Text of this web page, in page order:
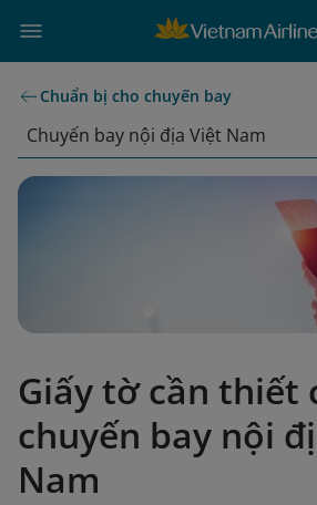
Chuẩn bị cho chuyến bay
Chuyến bay nội địa Việt Nam
Giấy tờ cần thiết
chuyến bay nội
Nam